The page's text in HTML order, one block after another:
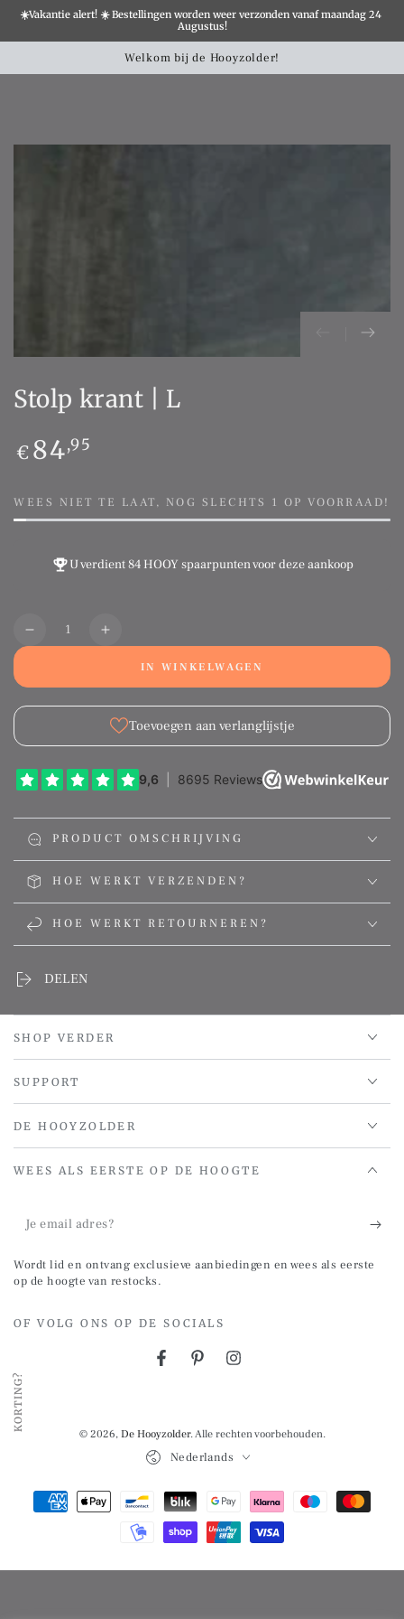
☀️Vakantie alert! ☀️ Bestellingen worden weer verzonden vanaf maandag 24
Augustus!
MISSING:Welkom bij de Hooyzolder!
Stolp krant | L
Normale
prijs
€ 84,95
WEES NIET TE LAAT, NOG SLECHTS 1 OP VOORRAAD!
U verdient84 HOOY spaarpuntenvoor deze aankoop
Aantal
Translation
nl.products.product.quantity.decrease
Translation
nl.products.product.quantity.increase
IN WINKELWAGEN
Toevoegen aan verlanglijstje
PRODUCT OMSCHRIJVING
HOE WERKT VERZENDEN?
HOE WERKT RETOURNEREN?
DELEN
SHOP VERDER
SUPPORT
DE HOOYZOLDER
WEES ALS EERSTE OP DE HOOGTE
adres?
Wordt lid en ontvang exclusieve aanbiedingen en wees als eerste
op de hoogte van restocks.
OF VOLG ONS OP DE SOCIALS
FacebookPinterestInstagram
© 2026, De Hooyzolder. Alle rechten voorbehouden.
Nederlands
Betalingsmethoden
KORTING?